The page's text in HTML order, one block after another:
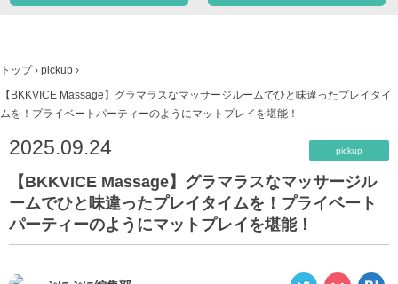
トップ › pickup ›
【BKKVICE Massage】グラマラスなマッサージルームでひと味違ったプレイタイ
ムを！プライベートパーティーのようにマットプレイを堪能！
2025.09.24 pickup
【BKKVICE Massage】グラマラスなマッサージル
ームでひと味違ったプレイタイムを！プライベート
パーティーのようにマットプレイを堪能！